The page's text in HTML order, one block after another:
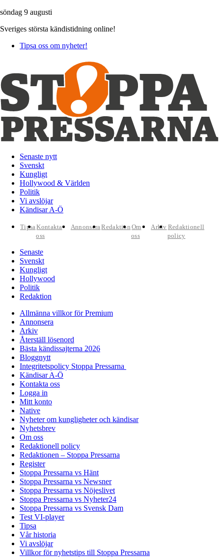
söndag 9 augusti
Sveriges största kändistidning online!
Tipsa oss om nyheter!
Senaste nytt
Svenskt
Kungligt
Hollywood & Världen
Politik
Vi avslöjar
Kändisar A-Ö
TipsaKontakta
oss
AnnonseraRedaktion Om
oss
Arkiv Redaktionell
policy
Senaste
Svenskt
Kungligt
Hollywood
Politik
Redaktion
Allmänna villkor för Premium
Annonsera
Arkiv
Återställ lösenord
Bästa kändissajterna 2026
Bloggnytt
Integritetspolicy Stoppa Pressarna
Kändisar A-Ö
Kontakta oss
Logga in
Mitt konto
Native
Nyheter om kungligheter och kändisar
Nyhetsbrev
Om oss
Redaktionell policy
Redaktionen – Stoppa Pressarna
Register
Stoppa Pressarna vs Hänt
Stoppa Pressarna vs Newsner
Stoppa Pressarna vs Nöjeslivet
Stoppa Pressarna vs Nyheter24
Stoppa Pressarna vs Svensk Dam
Test VI-player
Tipsa
Vår historia
Vi avslöjar
Villkor för nyhetstips till Stoppa Pressarna